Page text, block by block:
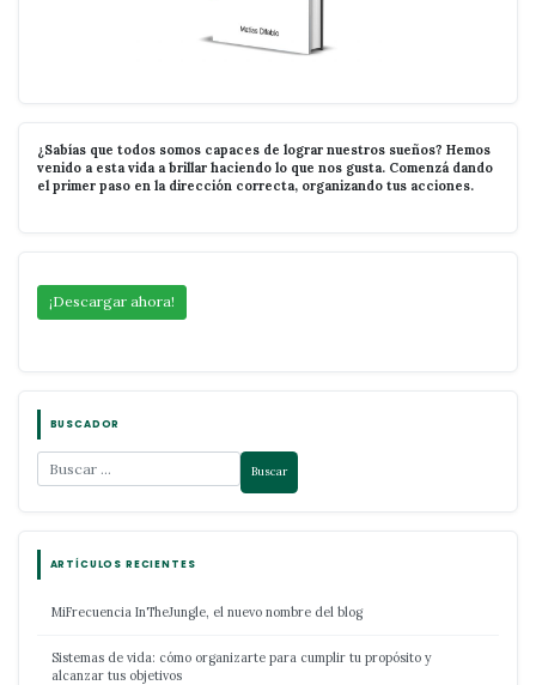
¿Sabías que todos somos capaces de lograr nuestros sueños? Hemos
venido a esta vida a brillar haciendo lo que nos gusta. Comenzá dando
el primer paso en la dirección correcta, organizando tus acciones.
¡Descargar ahora!
BUSCADOR
ARTÍCULOS RECIENTES
MiFrecuencia InTheJungle, el nuevo nombre del blog
Sistemas de vida: cómo organizarte para cumplir tu propósito y
alcanzar tus objetivos